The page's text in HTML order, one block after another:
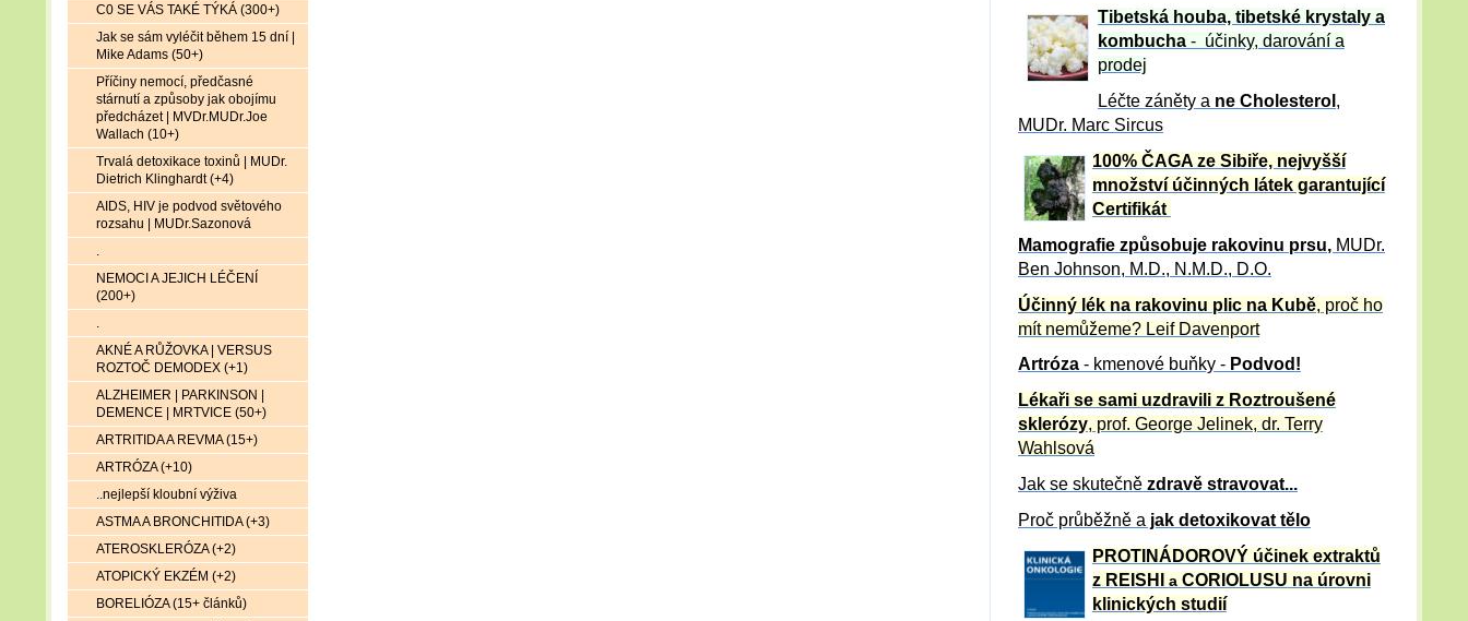
Tibetská houba, tibetské krystaly a
kombucha - účinky, darování a
prodej
Léčte záněty a ne Cholesterol ,
MUDr. Marc Sircus
100% ČAGA ze Sibiře, nejvyšší
množství účinných látek garantující
Certifikát
Mamografie způsobuje rakovinu prsu, MUDr.
Ben Johnson, M.D., N.M.D., D.O.
Účinný lék na rakovinu plic na Kubě, proč ho
mít nemůžeme? Leif Davenport
Artróza - kmenové buňky - Podvod!
Lékaři se sami uzdravili z Roztroušené
sklerózy, prof. George Jelinek, dr. Terry
Wahlsová
Jak se skutečně zdravě stravovat...
Proč průběžně a jak detoxikovat tělo
PROTINÁDOROVÝ účinek extraktů
z REISHI a CORIOLUSU na úrovni
klinických studií
C0 SE VÁS TAKÉ TÝKÁ (300+)
Jak se sám vyléčit během 15 dní |
Mike Adams (50+)
Příčiny nemocí, předčasné
stárnutí a způsoby jak obojímu
předcházet | MVDr.MUDr.Joe
Wallach (10+)
Trvalá detoxikace toxinů | MUDr.
Dietrich Klinghardt (+4)
AIDS, HIV je podvod světového
rozsahu | MUDr.Sazonová
.
NEMOCI A JEJICH LÉČENÍ
(200+)
.
AKNÉ A RŮŽOVKA | VERSUS
ROZTOČ DEMODEX (+1)
ALZHEIMER | PARKINSON |
DEMENCE | MRTVICE (50+)
ARTRITIDA A REVMA (15+)
ARTRÓZA (+10)
..nejlepší kloubní výživa
ASTMA A BRONCHITIDA (+3)
ATEROSKLERÓZA (+2)
ATOPICKÝ EKZÉM (+2)
BORELIÓZA (15+ článků)